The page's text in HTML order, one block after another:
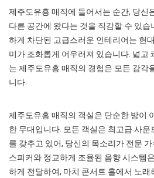
제주도유흥 매직에 들어서는 순간, 당신
다른 공간에 왔다는 것을 직감할 수 있습
하게 차단된 고급스러운 인테리어는 현
미가 조화롭게 어우러져 있습니다. 넓고
는 제주도유흥 매직의 경험은 모든 감각
니다.
제주도유흥 매직의 객실은 단순한 방이
한 무대입니다. 모든 객실은 최고급 사운
를 갖추고 있어, 당신의 목소리가 전문
스피커와 정교하게 조율된 음향 시스템
하게 전달하여, 마치 콘서트 홀에서 노래